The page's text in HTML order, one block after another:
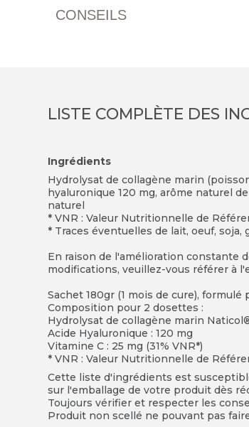
CONSEILS
LISTE COMPLÈTE DES
Ingrédients
Hydrolysat de collagène marin
hyaluronique 120 mg, arôme naturel
naturel
* VNR : Valeur Nutritionnelle de
* Traces éventuelles de lait, oeuf,
En raison de l'amélioration constante
modifications, veuillez-vous référer à
Sachet 180gr (1 mois de cure),
Composition pour 2 dosettes :
Hydrolysat de collagène marin
Acide Hyaluronique : 120 mg
Vitamine C : 25 mg (31% VNR*)
* VNR : Valeur Nutritionnelle de
Cette liste d'ingrédients est
sur l'emballage de votre produit dès
Toujours vérifier et respecter les
Produit non scellé ne pouvant pas